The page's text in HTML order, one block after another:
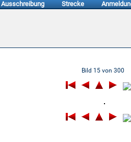
Ausschreibung Strecke
Bild 15 von 300